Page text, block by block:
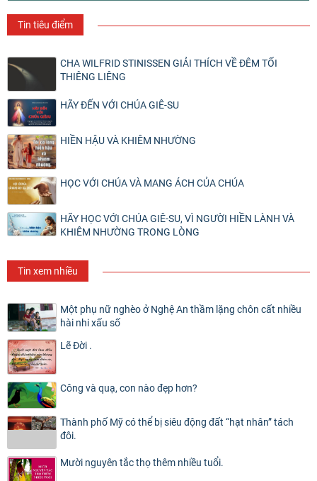
Tin tiêu điểm
CHA WILFRID STINISSEN GIẢI THÍCH VỀ ĐÊM TỐI
THIÊNG LIÊNG
HÃY ĐẾN VỚI CHÚA GIÊ-SU
HIỀN HẬU VÀ KHIÊM NHƯỜNG
HỌC VỚI CHÚA VÀ MANG ÁCH CỦA CHÚA
HÃY HỌC VỚI CHÚA GIÊ-SU, VÌ NGƯỜI HIỀN LÀNH VÀ
KHIÊM NHƯỜNG TRONG LÒNG
Tin xem nhiều
Một phụ nữ nghèo ở Nghệ An thầm lặng chôn cất nhiều
hài nhi xấu số
Lẽ Đời .
Công và quạ, con nào đẹp hơn?
Thành phố Mỹ có thể bị siêu động đất “hạt nhân” tách
đôi.
Mười nguyên tắc thọ thêm nhiều tuổi.